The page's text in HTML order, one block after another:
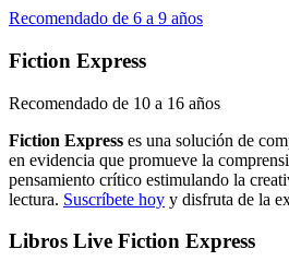
Recomendado de 6 a 9 años
Fiction Express
Recomendado de 10 a 16 años
Fiction Express es una solución de
en evidencia que promueve la
pensamiento crítico estimulando la
lectura. Suscríbete hoy y disfruta de la
Libros Live Fiction Express